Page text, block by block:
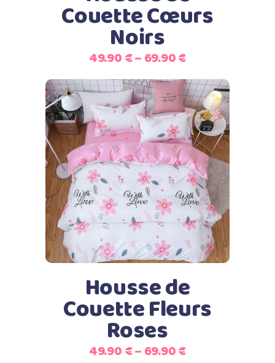
choisies
du
produit
Couette Cœurs
Noirs
49.90€–69.90€
Choix des options
Ce
produit
a
plusieurs
variations.
Les
options
choisies
Housse de
Couette Fleurs
Roses
49.90€–69.90€